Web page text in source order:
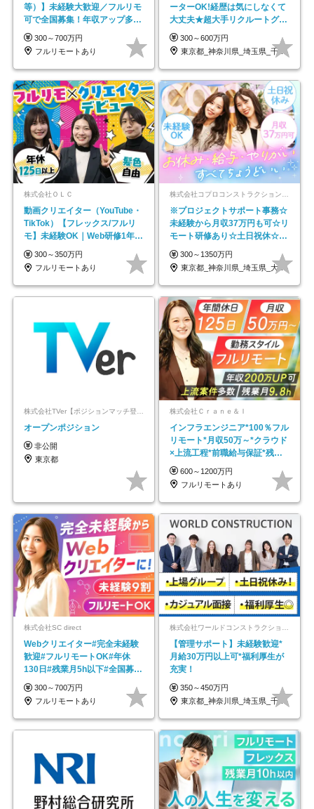
等）】未経験大歓迎／フルリモ
可で全国募集！年収アップ多数
★年休最大130日★
300～700万円
フルリモートあり
ーターOK!経歴は気にしなくて
大丈夫★超大手リクルートグル
ープの正社員/sg
300～600万円
東京都_神奈川県_埼玉県_千葉県_大阪府…
株式会社ＯＬＣ
動画クリエイター（YouTube・
TikTok）【フレックス/フルリ
モ】未経験OK｜Web研修1年間
｜副業OK
300～350万円
フルリモートあり
※プロジェクトサポート事務☆
未経験から月収37万円も可☆リ
モート研修あり☆土日祝休☆20
代～30代活躍/b
300～1350万円
東京都_神奈川県_埼玉県_大阪府_愛知県…
株式会社TVer【ポジションマッチ登録】
オープンポジション
非公開
東京都
株式会社Ｃｒａｎｅ＆Ｉ
インフラエンジニア*100％フル
リモート*月収50万～*クラウド
×上流工程*前職給与保証*残業
月9.8h
600～1200万円
フルリモートあり
株式会社SC direct
Webクリエイター#完全未経験
歓迎#フルリモートOK#年休
130日#残業月5h以下#全国募集
#最大1年の研修
300～700万円
フルリモートあり
【管理サポート】未経験歓迎*
月給30万円以上可*福利厚生が
充実！
350～450万円
東京都_神奈川県_埼玉県_千葉県_大阪府…